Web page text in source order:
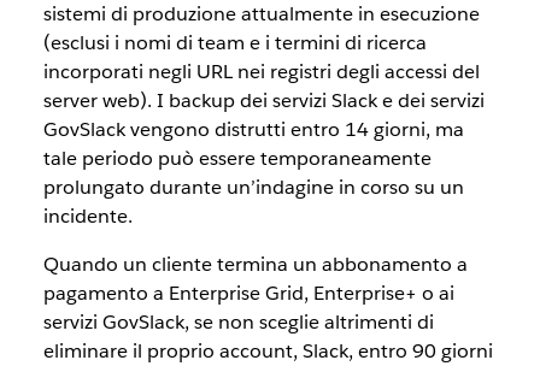
sistemi di produzione attualmente in esecuzione
(esclusi i nomi di team e i termini di ricerca
incorporati negli URL nei registri degli accessi del
server web). I backup dei servizi Slack e dei servizi
GovSlack vengono distrutti entro 14 giorni, ma
tale periodo può essere temporaneamente
prolungato durante un’indagine in corso su un
incidente.
Quando un cliente termina un abbonamento a
pagamento a Enterprise Grid, Enterprise+ o ai
servizi GovSlack, se non sceglie altrimenti di
eliminare il proprio account, Slack, entro 90 giorni